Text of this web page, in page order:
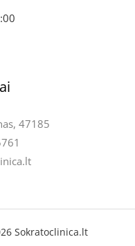
47185
Sokratoclinica.lt